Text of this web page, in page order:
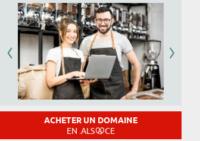
ACHETER UN DOMAINE
EN .ALS CE